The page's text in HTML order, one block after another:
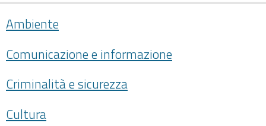
Ambiente
Comunicazione e informazione
Criminalità e sicurezza
Cultura